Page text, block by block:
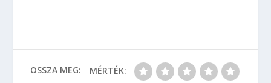
OSSZA MEG: MÉRTÉK: